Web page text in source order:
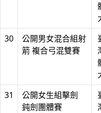
30
公開男女混合組射
箭 複合弓混雙賽
31
公開女生組擊劍
鈍劍團體賽